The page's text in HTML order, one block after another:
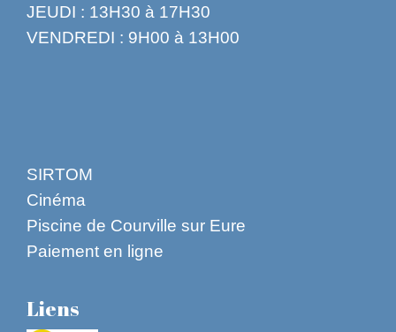
JEUDI : 13H30 à 17H30
VENDREDI : 9H00 à 13H00
SIRTOM
Cinéma
Piscine de Courville sur Eure
Paiement en ligne
Liens